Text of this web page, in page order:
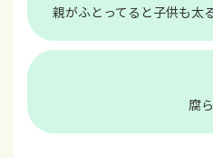
親がふとってると子供も太
腐